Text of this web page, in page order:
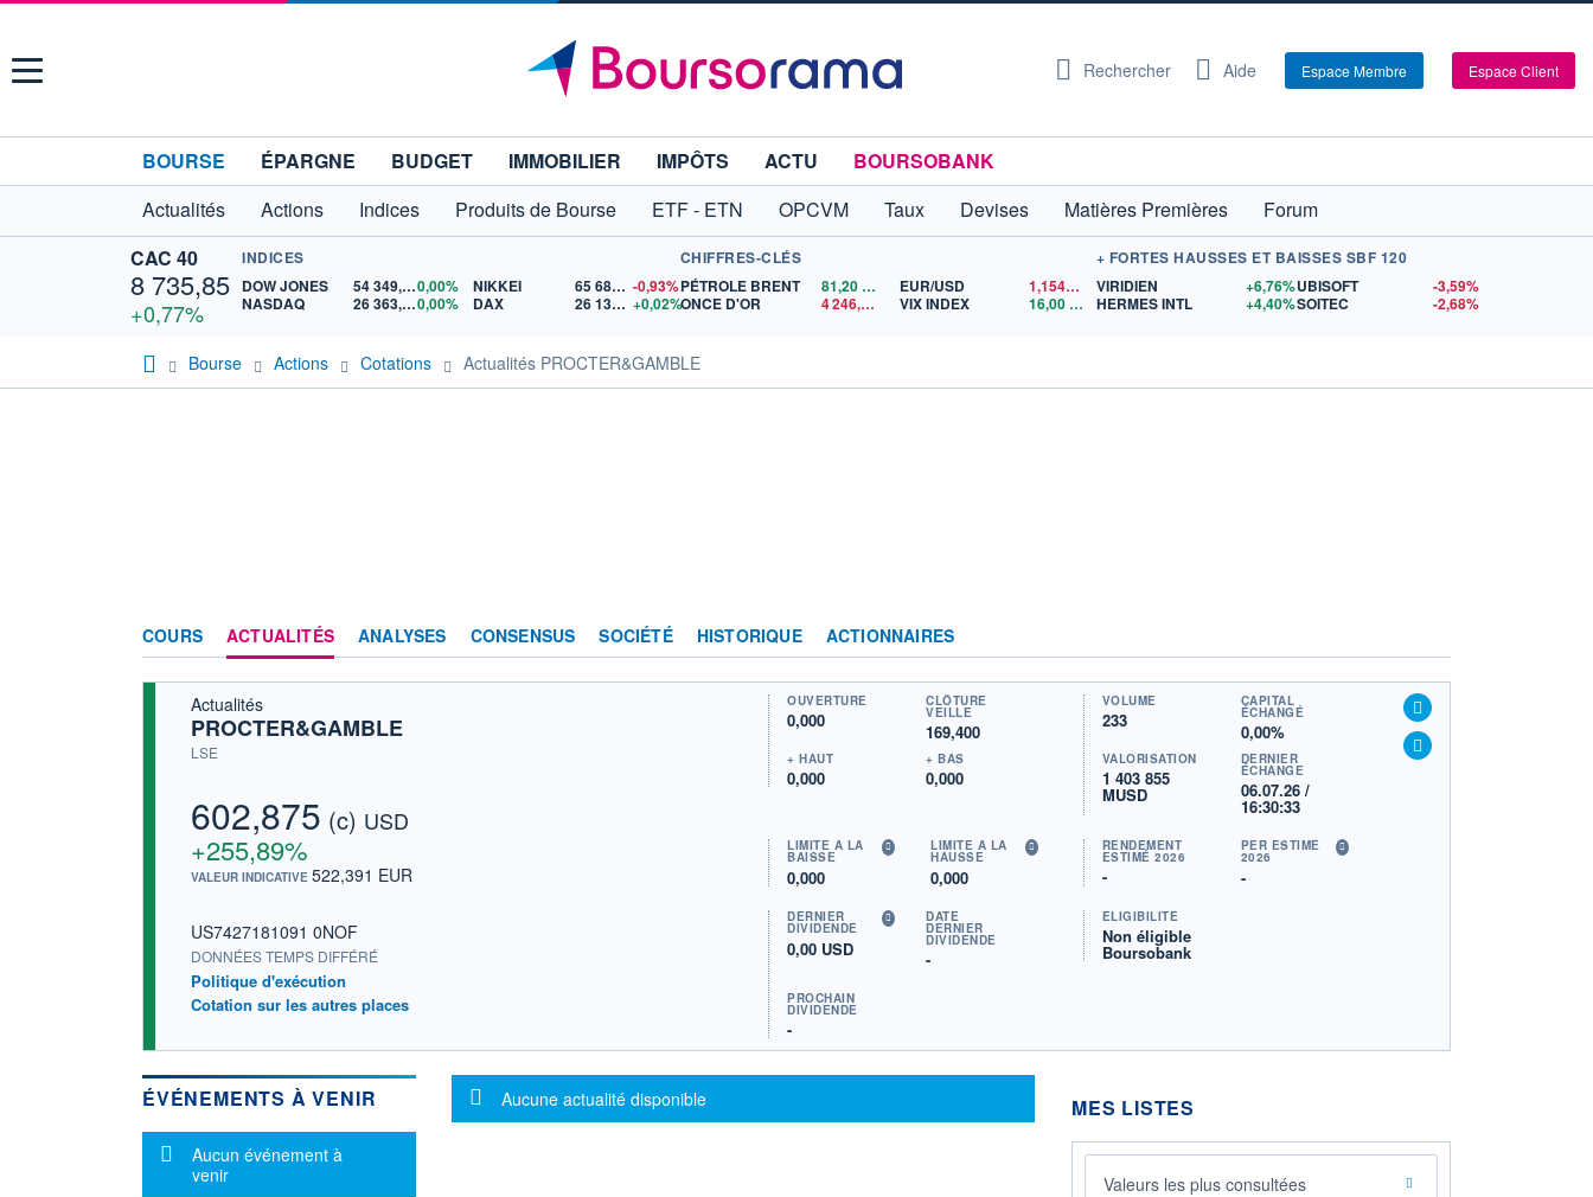
Menu Rechercher Aide Espace Membre Espace Client
BOURSE ÉPARGNE BUDGET IMMOBILIER IMPÔTS ACTU
BOURSOBANK
Actualités
Actions Indices Produits de Bourse ETF - ETN OPCVM Taux Devises Matières Premières
Forum
CAC 40
8 735,85
+0,77%
INDICES
DOW JONES
54 349,120,00%
NASDAQ
26 363,440,00%
NIKKEI 65 683,26 -0,93%
DAX
26 132,12 +0,02%
CHIFFRES-CLÉS
PÉTROLE BRENT
81,20
ONCE D'OR
4 246,22 $US
EUR/USD 1,1542$US
VIX INDEX
16,00
+ FORTES HAUSSES ET BAISSES SBF 120
VIRIDIEN
+6,76%
HERMES INTL
+4,40%
UBISOFT
-3,59%
SOITEC
-2,68%
Bourse Actions Cotations Actualités PROCTER&GAMBLE
COURS ACTUALITÉS ANALYSES CONSENSUS SOCIÉTÉ HISTORIQUE ACTIONNAIRES
Actualités
PROCTER&GAMBLE
LSE
602,875 (c) USD
+255,89%
VALEUR INDICATIVE 522,391 EUR
US7427181091 0NOF
DONNÉES TEMPS DIFFÉRÉ
Politique d'exécution
Cotation sur les autres places
OUVERTURE
0,000
CLÔTURE
VEILLE
169,400
+ HAUT
0,000
+ BAS
0,000
VOLUME
233
CAPITAL
ÉCHANGÉ
0,00%
VALORISATION
1 403 855
MUSD
DERNIER
ÉCHANGE
06.07.26 /
16:30:33
LIMITE À LA
BAISSE
0,000
LIMITE À LA
HAUSSE
0,000
RENDEMENT
ESTIMÉ 2026
-
PER ESTIMÉ
2026
-
DERNIER
DIVIDENDE
0,00 USD
DATE
DERNIER
DIVIDENDE
-
PROCHAIN
DIVIDENDE
-
ÉLIGIBILITÉ
Non éligible
Boursobank
ÉVÉNEMENTS À VENIR
Message d'information
Aucun événement à
venir
Message d'information
Aucune actualité disponible MES LISTES
Valeurs les plus consultées